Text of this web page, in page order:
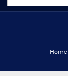
Home